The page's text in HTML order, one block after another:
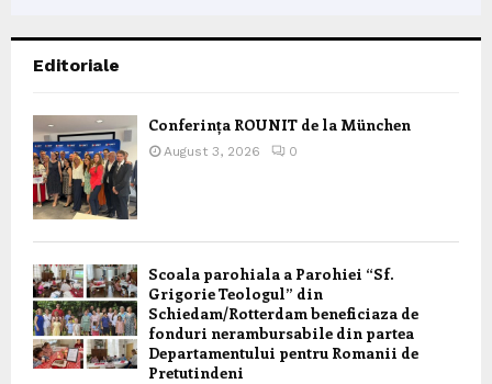
Editoriale
Conferința ROUNIT de la München
August 3, 2026 0
Scoala parohiala a Parohiei “Sf.
Grigorie Teologul” din
Schiedam/Rotterdam beneficiaza de
fonduri nerambursabile din partea
Departamentului pentru Romanii de
Pretutindeni